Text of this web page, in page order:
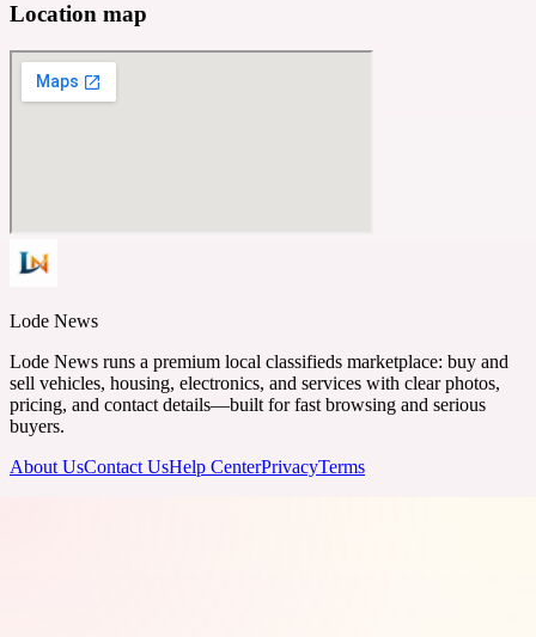
Location map
Lode News
Lode News runs a premium local classifieds marketplace: buy and
sell vehicles, housing, electronics, and services with clear photos,
pricing, and contact details—built for fast browsing and serious
buyers.
About UsContact UsHelp CenterPrivacyTerms